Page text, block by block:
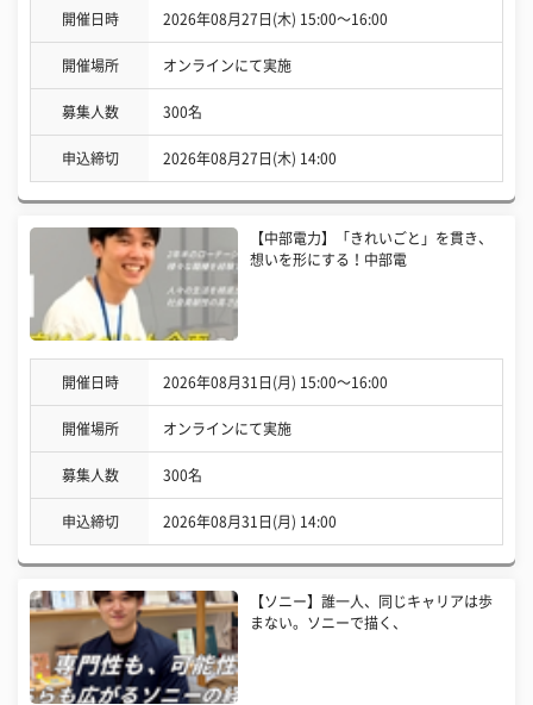
開催日時 2026年08月27日(木) 15:00〜16:00
開催場所 オンラインにて実施
募集人数 300名
申込締切 2026年08月27日(木) 14:00
【中部電力】「きれいごと」を貫き、
想いを形にする！中部電
開催日時 2026年08月31日(月) 15:00〜16:00
開催場所 オンラインにて実施
募集人数 300名
申込締切 2026年08月31日(月) 14:00
【ソニー】誰一人、同じキャリアは歩
まない。ソニーで描く、